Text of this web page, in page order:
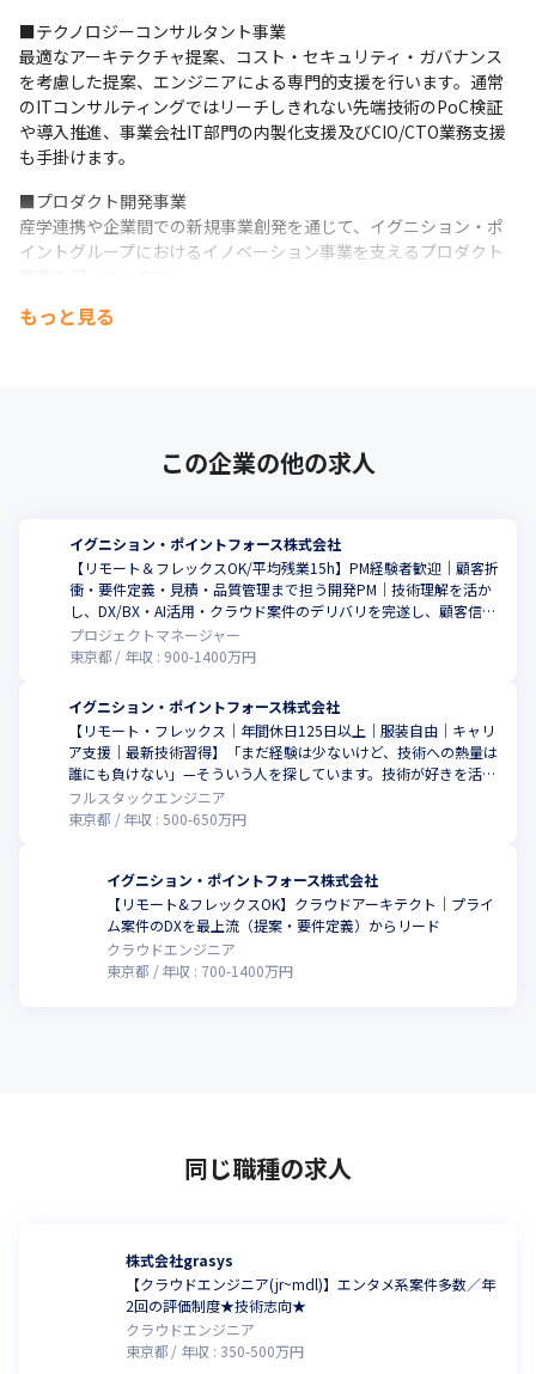
■テクノロジーコンサルタント事業
最適なアーキテクチャ提案、コスト・セキュリティ・ガバナンス
を考慮した提案、エンジニアによる専門的支援を行います。通常
のITコンサルティングではリーチしきれない先端技術のPoC検証
や導入推進、事業会社IT部門の内製化支援及びCIO/CTO業務支援
も手掛けます。
■プロダクト開発事業
産学連携や企業間での新規事業創発を通じて、イグニション・ポ
イントグループにおけるイノベーション事業を支えるプロダクト
・スマートホテルクラウドサービス「Resort Cloud」、
■プロフェッショナルリソース事業
コンサルタント、エンジニア、採用プロフェッショナルを提供
プロフェッショナル人材マッチングと採用コンサルティング（採
用代行・RPO、採用ブランディング、採用戦略立案等）を提供し
もっと見る
この企業の他の求人
イグニション・ポイントフォース株式会社
【リモート＆フレックスOK/平均残業15h】PM経験者歓迎｜顧客折
衝・要件定義・見積・品質管理まで担う開発PM｜技術理解を活か
し、DX/BX・AI活用・クラウド案件のデリバリを完遂し、顧客信
頼・開発生産性・チーム成果を高める裁量大ポジション
プロジェクトマネージャー
東京都
年収 : 900-1400万円
イグニション・ポイントフォース株式会社
【リモート・フレックス｜年間休日125日以上｜服装自由｜キャリ
ア支援｜最新技術習得】「まだ経験は少ないけど、技術への熱量は
誰にも負けない」—そういう人を探しています。技術が好きを活か
した仕事がしたい方を大歓迎｜生成AI・モダンスタック環境
フルスタックエンジニア
東京都
年収 : 500-650万円
イグニション・ポイントフォース株式会社
【リモート&フレックスOK】クラウドアーキテクト｜プライ
ム案件のDXを最上流（提案・要件定義）からリード
クラウドエンジニア
東京都
年収 : 700-1400万円
同じ職種の求人
株式会社grasys
【クラウドエンジニア(jr~mdl)】エンタメ系案件多数／年
2回の評価制度★技術志向★
クラウドエンジニア
東京都
年収 : 350-500万円